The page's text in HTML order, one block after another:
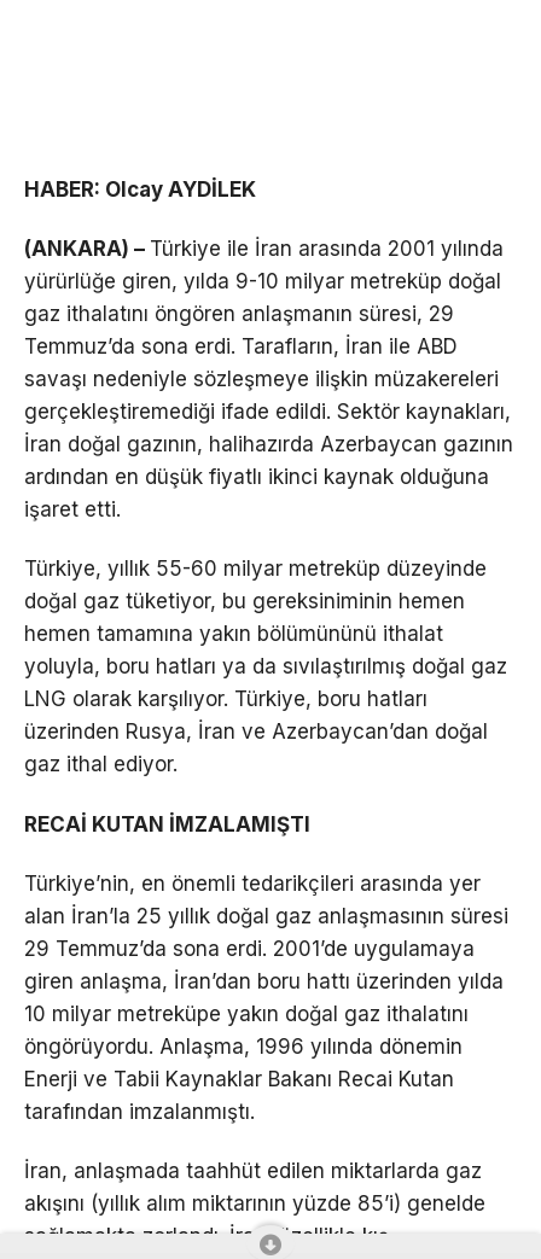
HABER: Olcay AYDİLEK
(ANKARA) – Türkiye ile İran arasında 2001 yılında
yürürlüğe giren, yılda 9-10 milyar metreküp doğal
gaz ithalatını öngören anlaşmanın süresi, 29
Temmuz’da sona erdi. Tarafların, İran ile ABD
savaşı nedeniyle sözleşmeye ilişkin müzakereleri
gerçekleştiremediği ifade edildi. Sektör kaynakları,
İran doğal gazının, halihazırda Azerbaycan gazının
ardından en düşük fiyatlı ikinci kaynak olduğuna
işaret etti.
Türkiye, yıllık 55-60 milyar metreküp düzeyinde
doğal gaz tüketiyor, bu gereksiniminin hemen
hemen tamamına yakın bölümününü ithalat
yoluyla, boru hatları ya da sıvılaştırılmış doğal gaz
LNG olarak karşılıyor. Türkiye, boru hatları
üzerinden Rusya, İran ve Azerbaycan’dan doğal
gaz ithal ediyor.
RECAİ KUTAN İMZALAMIŞTI
Türkiye’nin, en önemli tedarikçileri arasında yer
alan İran’la 25 yıllık doğal gaz anlaşmasının süresi
29 Temmuz’da sona erdi. 2001’de uygulamaya
giren anlaşma, İran’dan boru hattı üzerinden yılda
10 milyar metreküpe yakın doğal gaz ithalatını
öngörüyordu. Anlaşma, 1996 yılında dönemin
Enerji ve Tabii Kaynaklar Bakanı Recai Kutan
tarafından imzalanmıştı.
İran, anlaşmada taahhüt edilen miktarlarda gaz
akışını (yıllık alım miktarının yüzde 85’i) genelde
sağlamakta zorlandı. İran, özellikle kış